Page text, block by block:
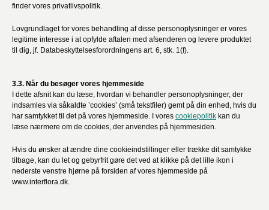
finder vores privatlivspolitik.
Lovgrundlaget for vores behandling af disse personoplysninger er vores
legitime interesse i at opfylde aftalen med afsenderen og levere produktet
til dig, jf. Databeskyttelsesforordningens art. 6, stk. 1(f).
3.3. Når du besøger vores hjemmeside
I dette afsnit kan du læse, hvordan vi behandler personoplysninger, der
indsamles via såkaldte ’cookies’ (små tekstfiler) gemt på din enhed, hvis du
har samtykket til det på vores hjemmeside. I vores cookiepolitik kan du
læse nærmere om de cookies, der anvendes på hjemmesiden.
Hvis du ønsker at ændre dine cookieindstillinger eller trække dit samtykke
tilbage, kan du let og gebyrfrit gøre det ved at klikke på det lille ikon i
nederste venstre hjørne på forsiden af vores hjemmeside på
www.interflora.dk.